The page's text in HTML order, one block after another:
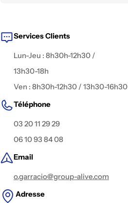
digital.
Services Clients
Lun-Jeu : 8h30h-12h30 /
13h30-18h
Ven : 8h30h-12h30 / 13h30-16h30
Téléphone
03 20 11 29 29
06 10 93 84 08
Email
o.garracio@group-alive.com
Adresse